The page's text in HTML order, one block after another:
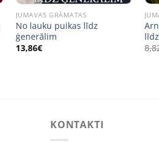
JUMAVAS GRĀMATAS
No lauku puikas līdz
ģenerālim
13,86€
KONTAKTI